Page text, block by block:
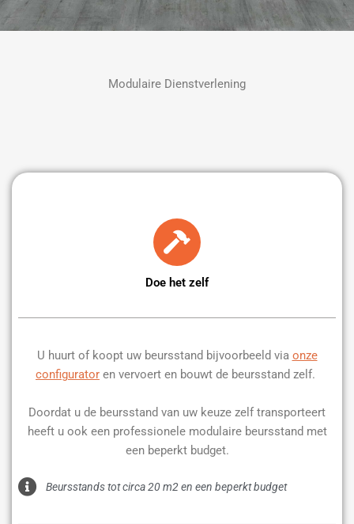
Modulaire Dienstverlening
Doe het zelf
U huurt of koopt uw beursstand bijvoorbeeld via onze
configurator en vervoert en bouwt de beursstand zelf.
Doordat u de beursstand van uw keuze zelf transporteert
heeft u ook een professionele modulaire beursstand met
een beperkt budget.
Beursstands tot circa 20 m2 en een beperkt budget